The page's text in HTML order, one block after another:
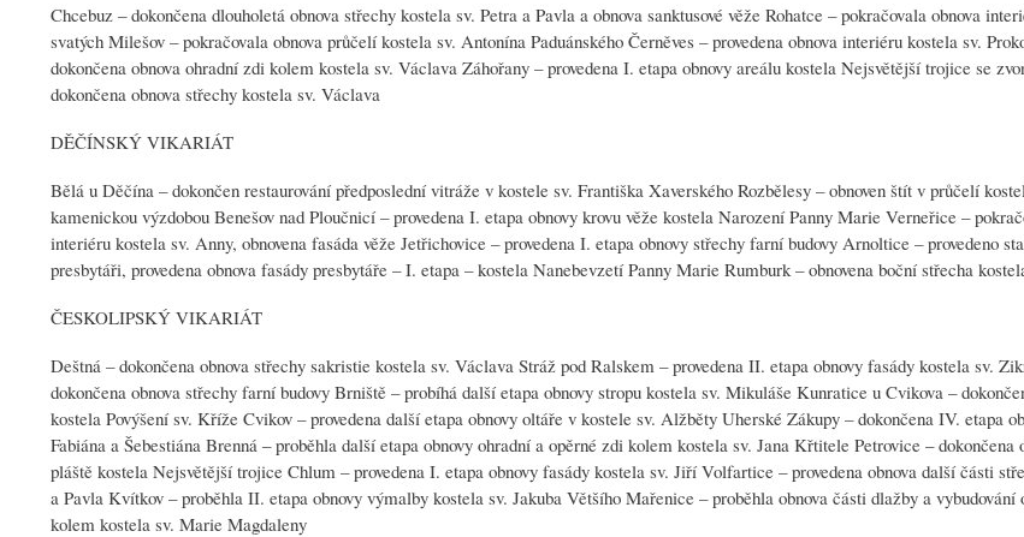
Chcebuz – dokončena dlouholetá obnova střechy kostela sv. Petra a Pavla a obnova sanktusové věže Rohatce – pokračovala obnova
svatých Milešov – pokračovala obnova průčelí kostela sv. Antonína Paduánského Černěves – provedena obnova interiéru kostela sv.
dokončena obnova ohradní zdi kolem kostela sv. Václava Záhořany – provedena I. etapa obnovy areálu kostela Nejsvětější trojice se
dokončena obnova střechy kostela sv. Václava
DĚČÍNSKÝ VIKARIÁT
Bělá u Děčína – dokončen restaurování předposlední vitráže v kostele sv. Františka Xaverského Rozbělesy – obnoven štít v průčelí
kamenickou výzdobou Benešov nad Ploučnicí – provedena I. etapa obnovy krovu věže kostela Narození Panny Marie Verneřice –
interiéru kostela sv. Anny, obnovena fasáda věže Jetřichovice – provedena I. etapa obnovy střechy farní budovy Arnoltice – provedeno
presbytáři, provedena obnova fasády presbytáře – I. etapa – kostela Nanebevzetí Panny Marie Rumburk – obnovena boční střecha
ČESKOLIPSKÝ VIKARIÁT
Deštná – dokončena obnova střechy sakristie kostela sv. Václava Stráž pod Ralskem – provedena II. etapa obnovy fasády kostela sv.
dokončena obnova střechy farní budovy Brniště – probíhá další etapa obnovy stropu kostela sv. Mikuláše Kunratice u Cvikova –
kostela Povýšení sv. Kříže Cvikov – provedena další etapa obnovy oltáře v kostele sv. Alžběty Uherské Zákupy – dokončena IV. etapa
Fabiána a Šebestiána Brenná – proběhla další etapa obnovy ohradní a opěrné zdi kolem kostela sv. Jana Křtitele Petrovice – dokončena
pláště kostela Nejsvětější trojice Chlum – provedena I. etapa obnovy fasády kostela sv. Jiří Volfartice – provedena obnova další části
a Pavla Kvítkov – proběhla II. etapa obnovy výmalby kostela sv. Jakuba Většího Mařenice – proběhla obnova části dlažby a vybudování
kolem kostela sv. Marie Magdaleny